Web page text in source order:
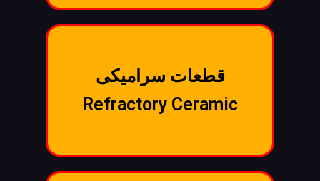
قطعات سرامیکی
Refractory Ceramic